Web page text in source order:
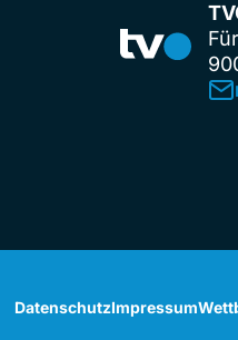
DatenschutzImpressum